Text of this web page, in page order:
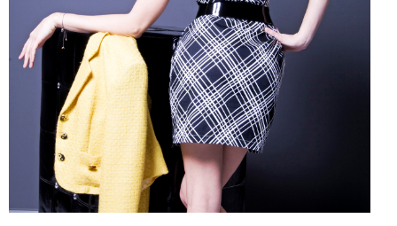
VIDEO
PRESS
CONTACT
ABOUT
ARCHIVES